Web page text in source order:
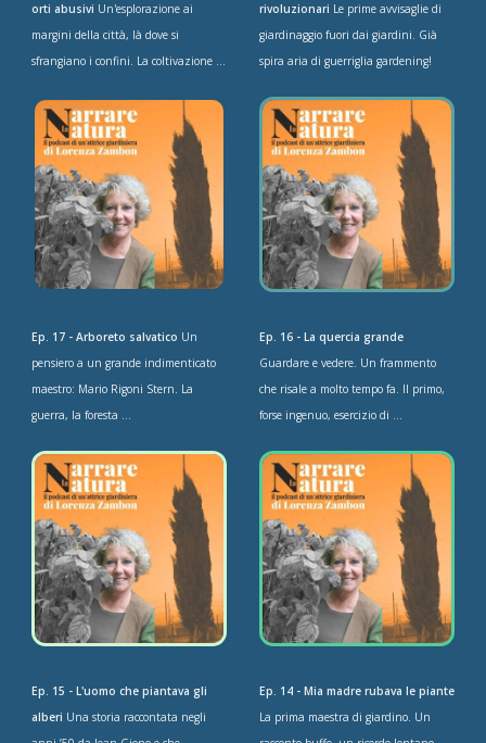
orti abusivi Un'esplorazione ai
margini della città, là dove si
sfrangiano i confini. La coltivazione ...
rivoluzionari Le prime avvisaglie di
giardinaggio fuori dai giardini. Già
spira aria di guerriglia gardening!
Ep. 17 - Arboreto salvatico Un
pensiero a un grande indimenticato
maestro: Mario Rigoni Stern. La
guerra, la foresta ...
Ep. 16 - La quercia grande
Guardare e vedere. Un frammento
che risale a molto tempo fa. Il primo,
forse ingenuo, esercizio di ...
Ep. 15 - L'uomo che piantava gli
alberi Una storia raccontata negli
Ep. 14 - Mia madre rubava le piante
La prima maestra di giardino. Un